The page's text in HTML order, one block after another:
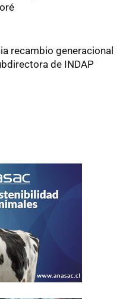
recambio generacional
de INDAP